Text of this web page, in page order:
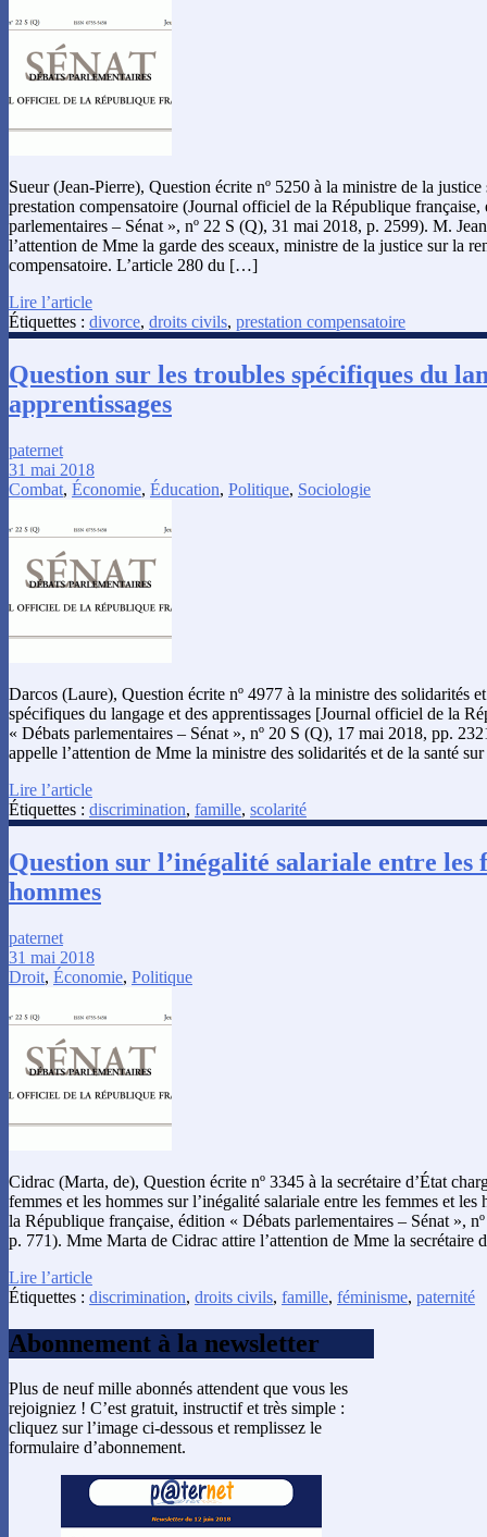
Sueur (Jean-Pierre), Question écrite nº 5250 à la ministre de la
prestation compensatoire (Journal officiel de la République française,
parlementaires – Sénat », nº 22 S (Q), 31 mai 2018, p. 2599). M.
l’attention de Mme la garde des sceaux, ministre de la justice sur la
compensatoire. L’article 280 du […]
Lire l’article
Étiquettes : divorce, droits civils, prestation compensatoire
Question sur les troubles spécifiques du
apprentissages
paternet
31 mai 2018
Combat, Économie, Éducation, Politique, Sociologie
Darcos (Laure), Question écrite nº 4977 à la ministre des solidarités
spécifiques du langage et des apprentissages [Journal officiel de la
« Débats parlementaires – Sénat », nº 20 S (Q), 17 mai 2018, pp.
appelle l’attention de Mme la ministre des solidarités et de la santé
Lire l’article
Étiquettes : discrimination, famille, scolarité
Question sur l’inégalité salariale entre les
hommes
paternet
31 mai 2018
Droit, Économie, Politique
Cidrac (Marta, de), Question écrite nº 3345 à la secrétaire d’État
femmes et les hommes sur l’inégalité salariale entre les femmes et
la République française, édition « Débats parlementaires – Sénat »,
p. 771). Mme Marta de Cidrac attire l’attention de Mme la secrétaire
Lire l’article
Étiquettes : discrimination, droits civils, famille, féminisme, paternité
Abonnement à la newsletter
Plus de neuf mille abonnés attendent que vous les
rejoigniez ! C’est gratuit, instructif et très simple :
cliquez sur l’image ci-dessous et remplissez le
formulaire d’abonnement.